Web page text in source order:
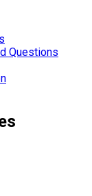
Questions